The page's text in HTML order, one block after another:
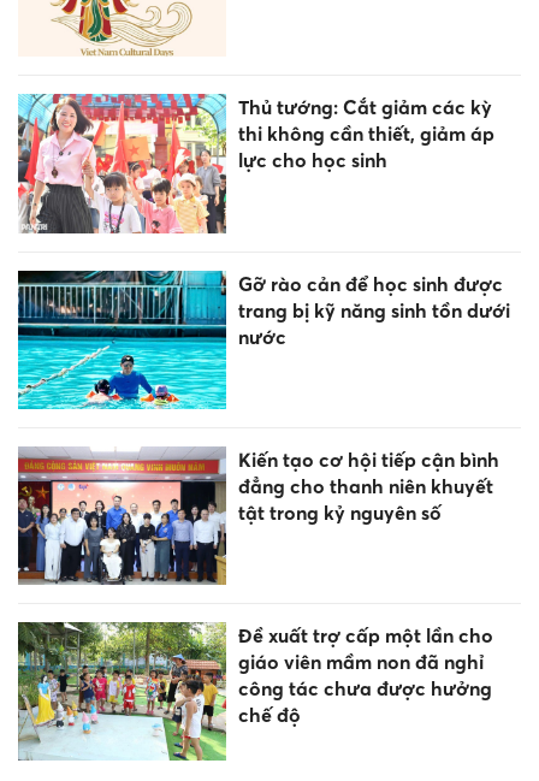
Thủ tướng: Cắt giảm các kỳ
thi không cần thiết, giảm áp
lực cho học sinh
Gỡ rào cản để học sinh được
trang bị kỹ năng sinh tồn dưới
nước
Kiến tạo cơ hội tiếp cận bình
đẳng cho thanh niên khuyết
tật trong kỷ nguyên số
Đề xuất trợ cấp một lần cho
giáo viên mầm non đã nghỉ
công tác chưa được hưởng
chế độ